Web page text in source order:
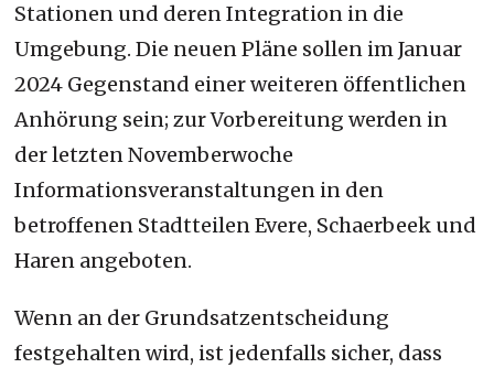
Stationen und deren Integration in die
Umgebung. Die neuen Pläne sollen im Januar
2024 Gegenstand einer weiteren öffentlichen
Anhörung sein; zur Vorbereitung werden in
der letzten Novemberwoche
Informationsveranstaltungen in den
betroffenen Stadtteilen Evere, Schaerbeek und
Haren angeboten.
Wenn an der Grundsatzentscheidung
festgehalten wird, ist jedenfalls sicher, dass